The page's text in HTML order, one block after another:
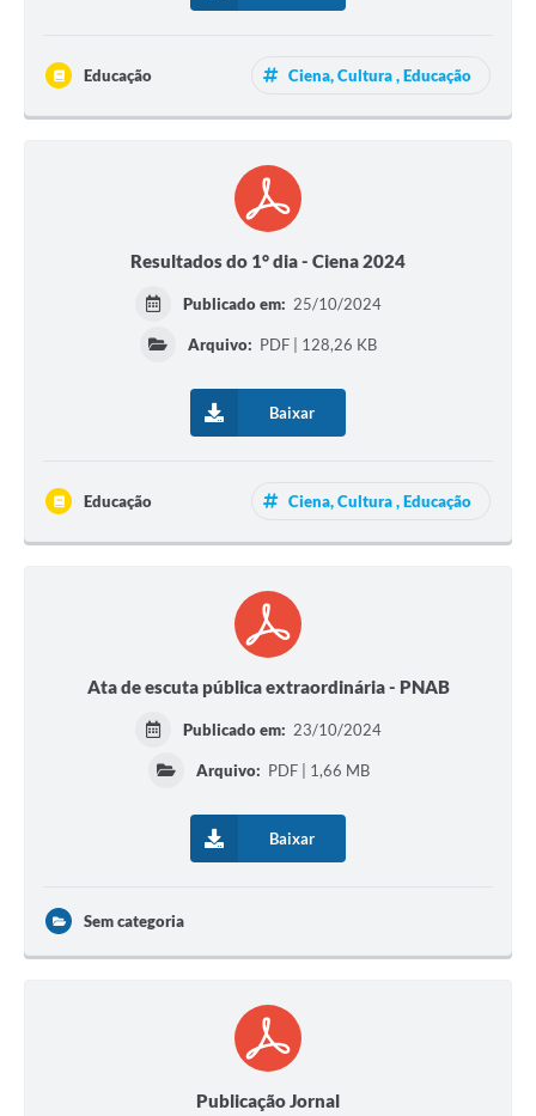
Educação Ciena, Cultura , Educação
Resultados do 1° dia - Ciena 2024
Publicado em: 25/10/2024
Arquivo: PDF | 128,26 KB
Baixar
Educação Ciena, Cultura , Educação
Ata de escuta pública extraordinária - PNAB
Publicado em: 23/10/2024
Arquivo: PDF | 1,66 MB
Baixar
Sem categoria
Publicação Jornal